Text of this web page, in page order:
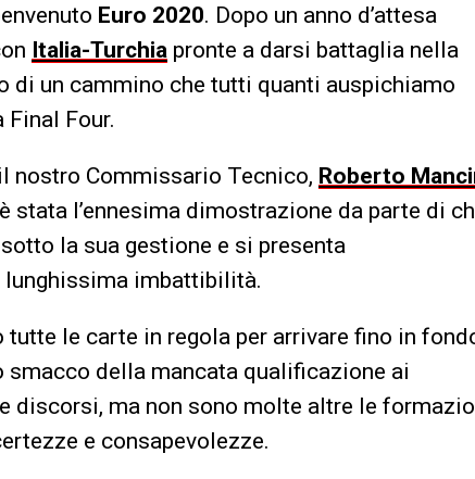
Euro 2020. Dopo un anno d’attesa
Italia-Turchia pronte a darsi battaglia nella
di un cammino che tutti quanti auspichiamo
Final Four.
nostro Commissario Tecnico, Roberto
stata l’ennesima dimostrazione da parte di
la sua gestione e si presenta
lunghissima imbattibilità.
tutte le carte in regola per arrivare fino in
della mancata qualificazione ai
discorsi, ma non sono molte altre le
e consapevolezze.